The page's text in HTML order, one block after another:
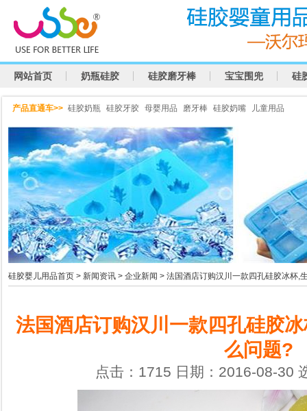
网站首页 奶瓶硅胶 硅胶磨牙棒 宝宝围兜 硅
产品直通车>> 硅胶奶瓶 硅胶牙胶 母婴用品 磨牙棒 硅胶奶嘴 儿童用品
硅胶婴儿用品首页 > 新闻资讯 > 企业新闻 > 法国酒店订购汉川一款四孔硅胶冰杯,
法国酒店订购汉川一款四孔硅胶
么问题?
点击：1715 日期：2016-08-30